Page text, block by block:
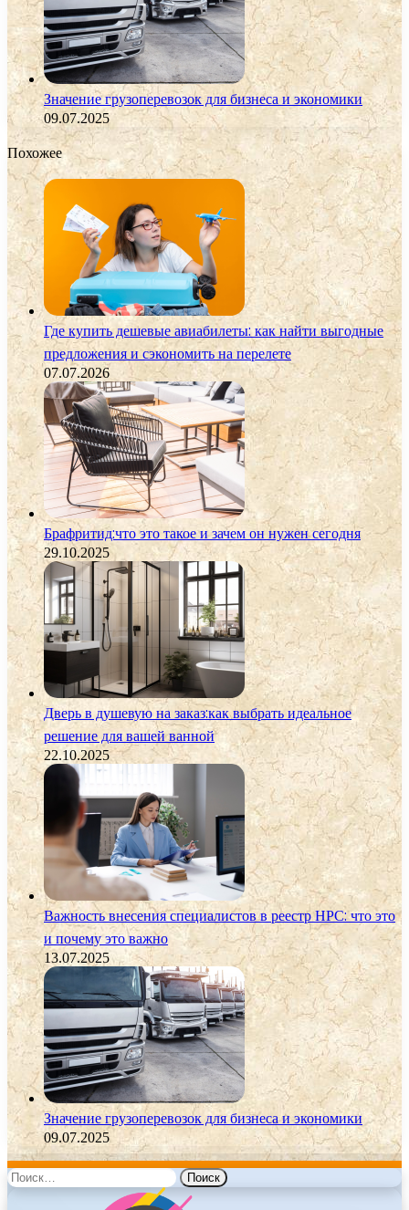
Значение грузоперевозок для бизнеса и экономики
09.07.2025
Похожее
Где купить дешевые авиабилеты: как найти выгодные
предложения и сэкономить на перелете
07.07.2026
Брафритид:что это такое и зачем он нужен сегодня
29.10.2025
Дверь в душевую на заказ:как выбрать идеальное
решение для вашей ванной
22.10.2025
Важность внесения специалистов в реестр НРС: что это
и почему это важно
13.07.2025
Значение грузоперевозок для бизнеса и экономики
09.07.2025
Найти: